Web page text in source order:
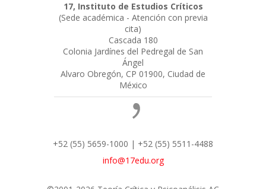
17, Instituto de Estudios Críticos
(Sede académica - Atención con previa
cita)
Cascada 180
Colonia Jardínes del Pedregal de San
Ángel
Alvaro Obregón, CP 01900, Ciudad de
México
+52 (55) 5659-1000 | +52 (55) 5511-4488
info@17edu.org